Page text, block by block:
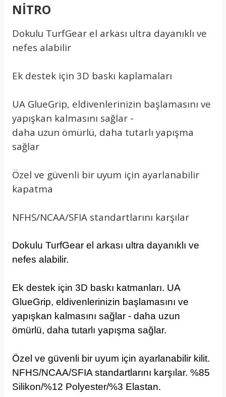
NİTRO
Dokulu TurfGear el arkası ultra dayanıklı ve
nefes alabilir
Ek destek için 3D baskı kaplamaları
UA GlueGrip, eldivenlerinizin başlamasını ve
yapışkan kalmasını sağlar -
daha uzun ömürlü, daha tutarlı yapışma
sağlar
Özel ve güvenli bir uyum için ayarlanabilir
kapatma
NFHS/NCAA/SFIA standartlarını karşılar
Dokulu TurfGear el arkası ultra dayanıklı ve
nefes alabilir.
Ek destek için 3D baskı katmanları. UA
GlueGrip, eldivenlerinizin başlamasını ve
yapışkan kalmasını sağlar - daha uzun
ömürlü, daha tutarlı yapışma sağlar.
Özel ve güvenli bir uyum için ayarlanabilir kilit.
NFHS/NCAA/SFIA standartlarını karşılar. %85
Silikon/%12 Polyester/%3 Elastan.